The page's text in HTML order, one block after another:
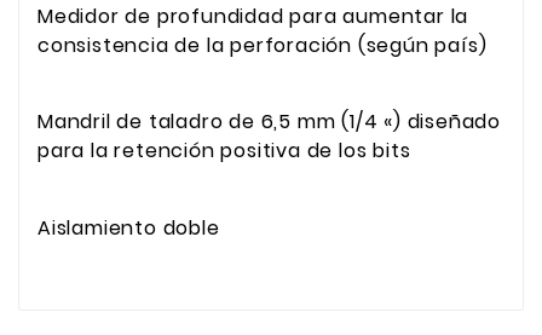
Medidor de profundidad para aumentar la
consistencia de la perforación (según país)
Mandril de taladro de 6,5 mm (1/4 «) diseñado
para la retención positiva de los bits
Aislamiento doble